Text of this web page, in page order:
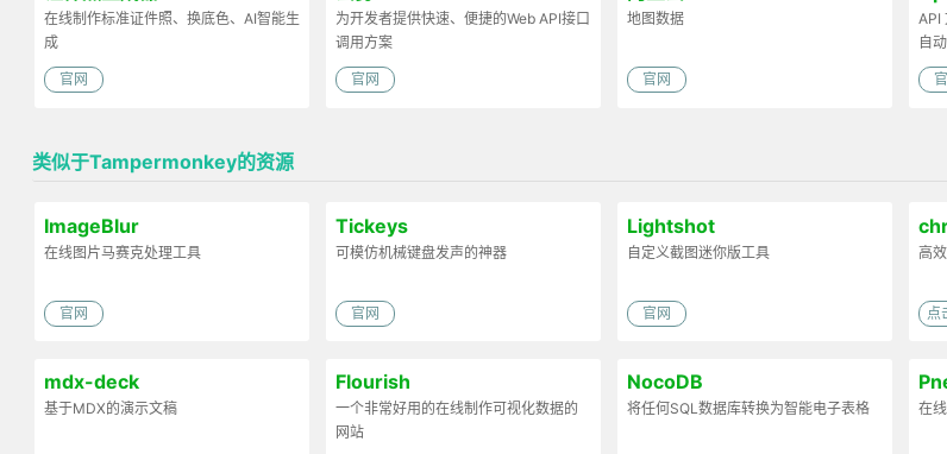
在线制作标准证件照、换底色、AI智能生
成
官网
为开发者提供快速、便捷的Web API接口
调用方案
官网
地图数据
官网
API
自
类似于Tampermonkey的资源
ImageBlur
在线图片马赛克处理工具
官网
Tickeys
可模仿机械键盘发声的神器
官网
Lightshot
自定义截图迷你版工具
官网
高
点
mdx-deck
基于MDX的演示文稿
Flourish
一个非常好用的在线制作可视化数据的
网站
NocoDB
将任何SQL数据库转换为智能电子表格 在